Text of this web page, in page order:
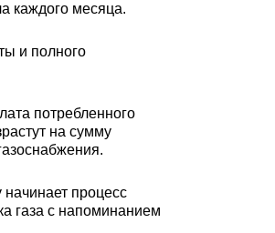
каждого месяца.
и полного
потребленного
на сумму
процесс
газа с напоминанием